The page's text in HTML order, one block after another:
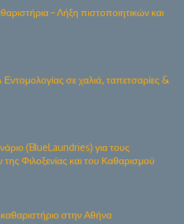
– Λήξη πιστοποιητικών και
Εντομολογίας σε χαλιά, ταπετσαρίες &
(BlueLaundries) για τους
Φιλοξενίας και του Καθαρισμού
στην Αθήνα